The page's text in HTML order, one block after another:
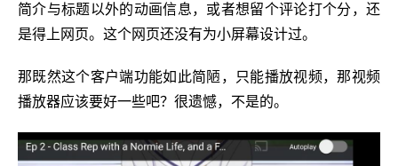
简介与标题以外的动画信息，或者想留个评论打个分，还
是得上网页。这个网页还没有为小屏幕设计过。
那既然这个客户端功能如此简陋，只能播放视频，那视频
播放器应该要好一些吧？很遗憾，不是的。